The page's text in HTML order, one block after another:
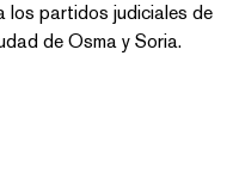
los partidos judiciales de
de Osma y Soria.